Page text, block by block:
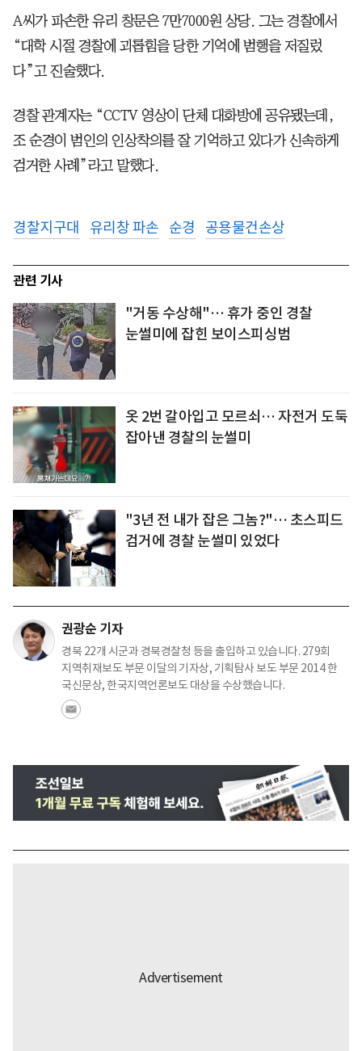
A씨가 파손한 유리 창문은 7만7000원 상당. 그는 경찰에서
“대학 시절 경찰에 괴롭힘을 당한 기억에 범행을 저질렀
다”고 진술했다.
경찰 관계자는 “CCTV 영상이 단체 대화방에 공유됐는데,
조 순경이 범인의 인상착의를 잘 기억하고 있다가 신속하게
검거한 사례”라고 말했다.
경찰지구대 유리창 파손 순경 공용물건손상
관련 기사
"거동 수상해"… 휴가 중인 경찰
눈썰미에 잡힌 보이스피싱범
옷 2번 갈아입고 모르쇠… 자전거 도둑
잡아낸 경찰의 눈썰미
"3년 전 내가 잡은 그놈?"… 초스피드
검거에 경찰 눈썰미 있었다
권광순 기자
경북 22개 시군과 경북경찰청 등을 출입하고 있습니다. 279회
지역취재보도 부문 이달의 기자상, 기획탐사 보도 부문 2014 한
국신문상, 한국지역언론보도 대상을 수상했습니다.